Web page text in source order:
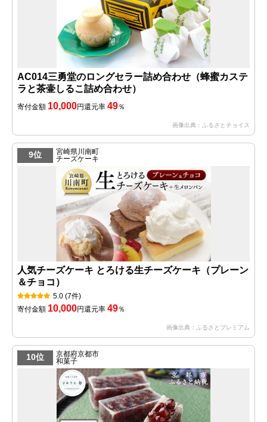
AC014三勇堂のロングセラー詰め合わせ（蜂蜜カステ
ラと茶壷しるこ詰め合わせ）
寄付金額 10,000円還元率 49％
画像出典：ふるさとチョイス
9位
宮崎県川南町
チーズケーキ
人気チーズケーキ とろける生チーズケーキ（プレーン
＆チョコ）
5.0 (7件)
寄付金額 10,000円還元率 49％
画像出典：ふるさとプレミアム
10位
京都府京都市
和菓子